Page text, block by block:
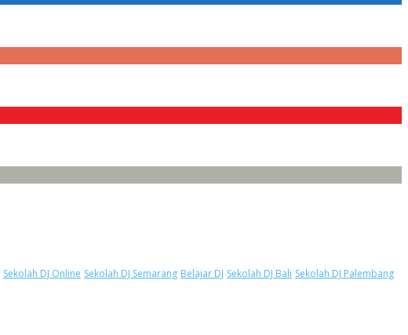
Sekolah DJ Online Sekolah DJ Semarang Belajar DJ Sekolah DJ Bali Sekolah DJ Palembang